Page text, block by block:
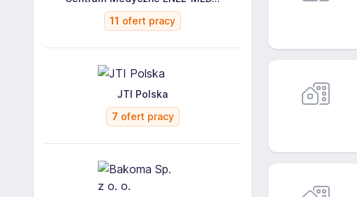
11 ofert pracy
JTI Polska
7 ofert pracy